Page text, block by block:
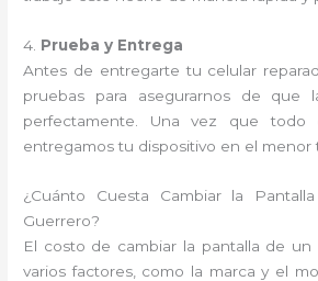
4. Prueba y Entrega
Antes de entregarte tu celular
pruebas para asegurarnos de que
perfectamente. Una vez que
entregamos tu dispositivo en el menor
¿Cuánto Cuesta Cambiar la
Guerrero?
El costo de cambiar la pantalla de
varios factores, como la marca y el